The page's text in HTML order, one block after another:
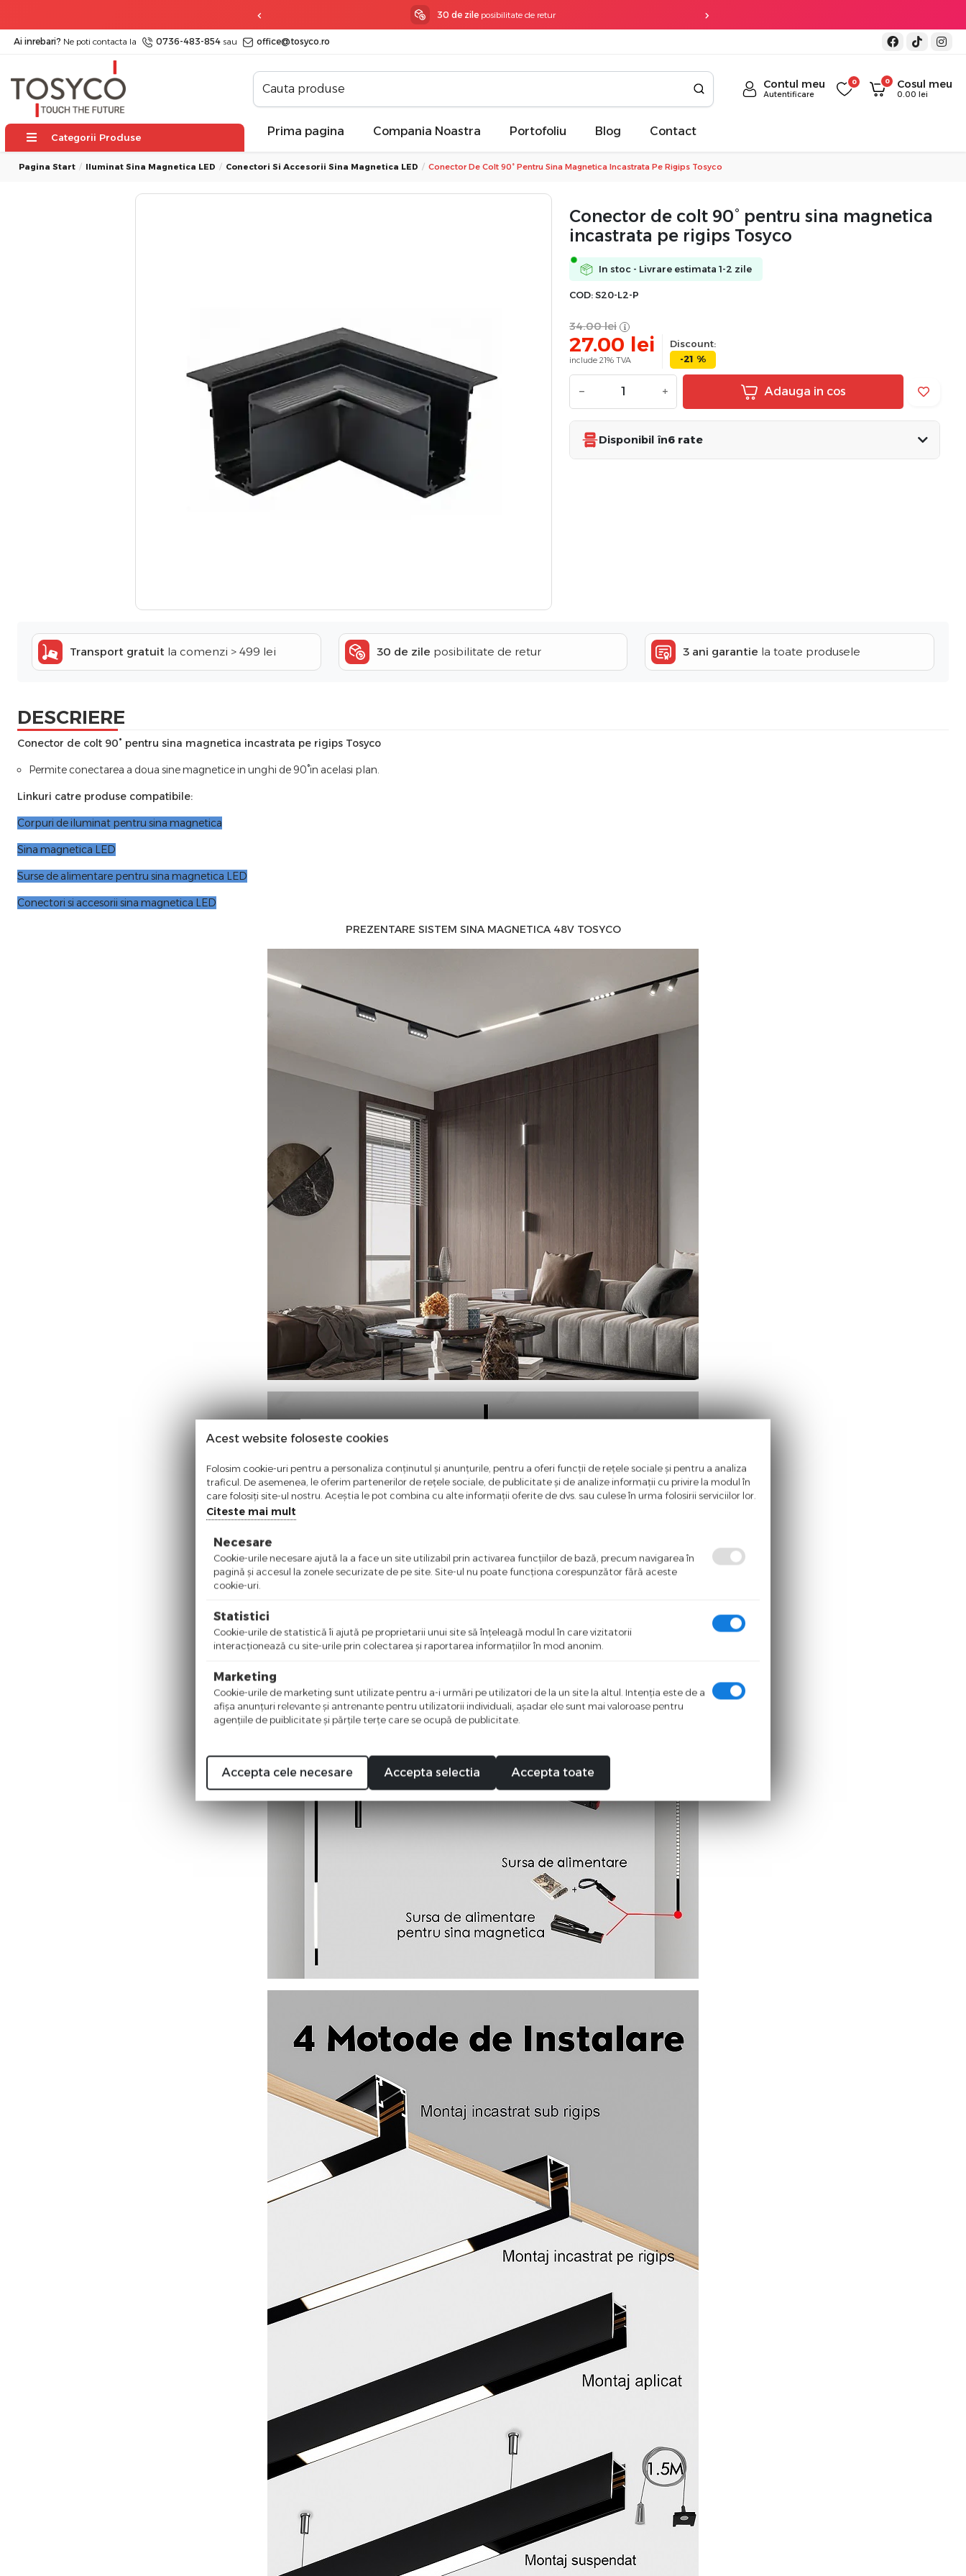
3 ani garantiela toate produsele
Ai inrebari? Ne poti contacta la 0736-483-854 sau office@tosyco.ro
Contul meu
Autentificare
0 0 Cosul meu
0.00 lei
Categorii Produse Prima pagina Compania Noastra Portofoliu Blog Contact
Pagina Start Iluminat Sina Magnetica LED Conectori Si Accesorii Sina Magnetica LED Conector De Colt 90° Pentru Sina Magnetica Incastrata Pe Rigips Tosyco
Conector de colt 90° pentru sina magnetica
incastrata pe rigips Tosyco
In stoc - Livrare estimata 1-2 zile
COD: S20-L2-P
34.00 lei
27.00 lei
include 21% TVA
Discount:
-21 %
− + Adauga in cos
Disponibil în6 rate
Transport gratuit la comenzi > 499 lei 30 de zile posibilitate de retur 3 ani garantie la toate produsele
DESCRIERE
Conector de colt 90° pentru sina magnetica incastrata pe rigips Tosyco
Permite conectarea a doua sine magnetice in unghi de 90°in acelasi plan.
Linkuri catre produse compatibile:
Corpuri de iluminat pentru sina magnetica
Sina magnetica LED
Surse de alimentare pentru sina magnetica LED
Conectori si accesorii sina magnetica LED
PREZENTARE SISTEM SINA MAGNETICA 48V TOSYCO
Acest website foloseste cookies
Folosim cookie-uri pentru a personaliza conținutul și anunțurile, pentru a oferi funcții de rețele sociale și pentru a analiza
traficul. De asemenea, le oferim partenerilor de rețele sociale, de publicitate și de analize informații cu privire la modul în
care folosiți site-ul nostru. Aceștia le pot combina cu alte informații oferite de dvs. sau culese în urma folosirii serviciilor lor.
Citeste mai mult
Necesare
Cookie-urile necesare ajută la a face un site utilizabil prin activarea funcţiilor de bază, precum navigarea în
pagină şi accesul la zonele securizate de pe site. Site-ul nu poate funcţiona corespunzător fără aceste
cookie-uri.
Statistici
Cookie-urile de statistică îi ajută pe proprietarii unui site să înţeleagă modul în care vizitatorii
interacţionează cu site-urile prin colectarea şi raportarea informaţiilor în mod anonim.
Marketing
Cookie-urile de marketing sunt utilizate pentru a-i urmări pe utilizatori de la un site la altul. Intenţia este de a
afişa anunţuri relevante şi antrenante pentru utilizatorii individuali, aşadar ele sunt mai valoroase pentru
agenţiile de puiblicitate şi părţile terţe care se ocupă de publicitate.
Accepta cele necesare Accepta selectia Accepta toate